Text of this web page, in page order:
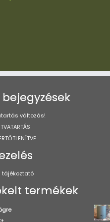
a
választhatók
változás!
tájékoztató
termékek